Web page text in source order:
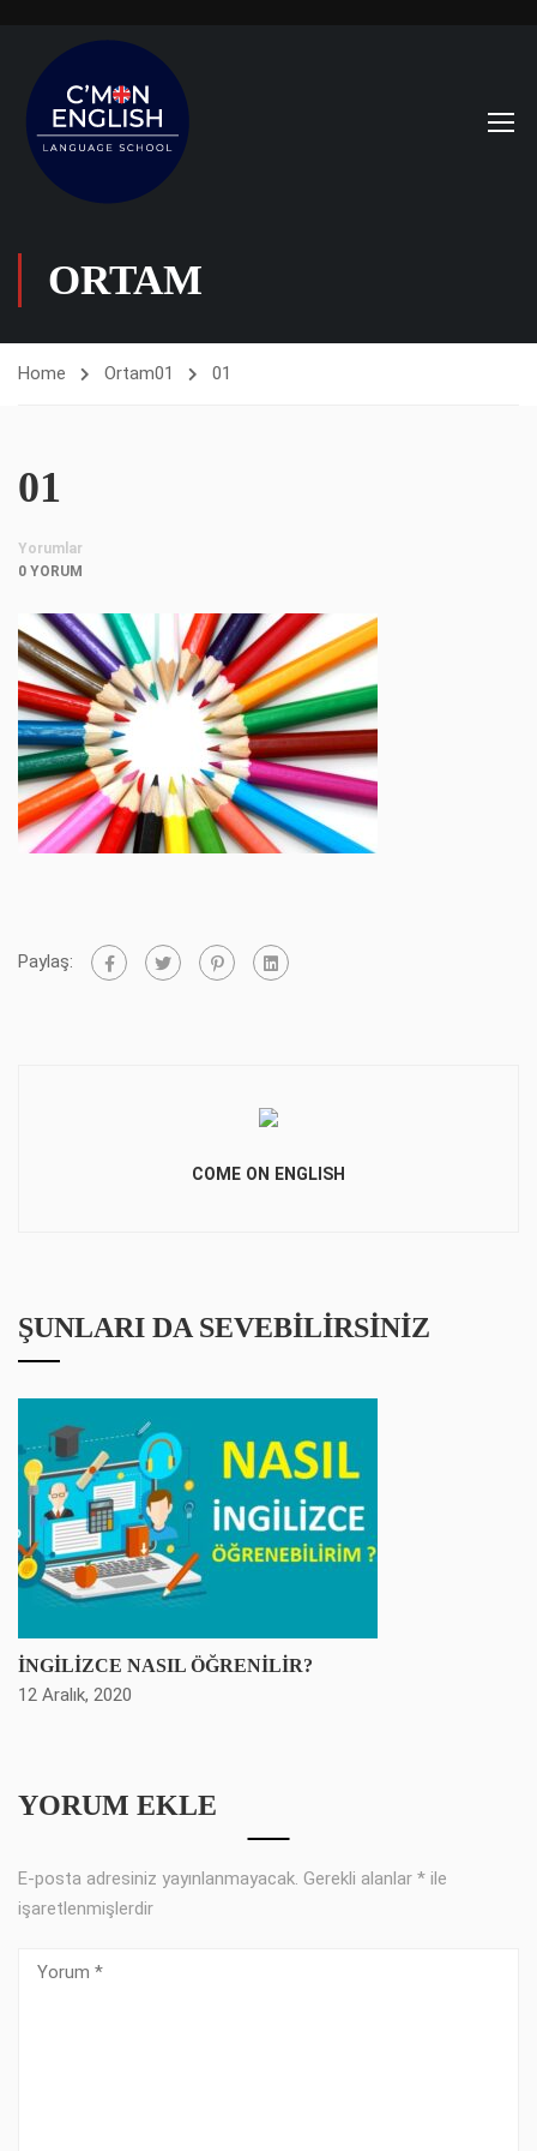
ORTAM
Home Ortam01 01
01
Yorumlar
0 YORUM
Paylaş:
COME ON ENGLISH
ŞUNLARI DA SEVEBILIRSINIZ
İNGİLİZCE NASIL ÖĞRENİLİR?
12 Aralık, 2020
YORUM EKLE
E-posta adresiniz yayınlanmayacak. Gerekli alanlar * ile
işaretlenmişlerdir